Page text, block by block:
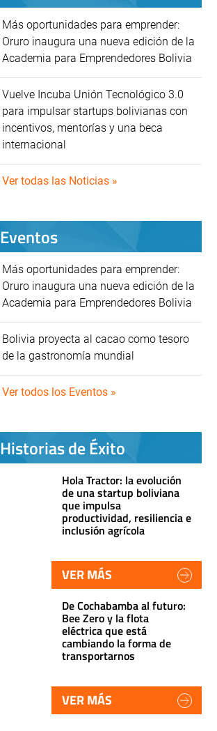
Más oportunidades para emprender:
Oruro inaugura una nueva edición de la
Academia para Emprendedores Bolivia
Vuelve Incuba Unión Tecnológico 3.0
para impulsar startups bolivianas con
incentivos, mentorías y una beca
internacional
Ver todas las Noticias »
Eventos
Más oportunidades para emprender:
Oruro inaugura una nueva edición de la
Academia para Emprendedores Bolivia
Bolivia proyecta al cacao como tesoro
de la gastronomía mundial
Ver todos los Eventos »
Historias de Éxito
Hola Tractor: la evolución
de una startup boliviana
que impulsa
productividad, resiliencia e
inclusión agrícola
VER MÁS
De Cochabamba al futuro:
Bee Zero y la flota
eléctrica que está
cambiando la forma de
transportarnos
VER MÁS